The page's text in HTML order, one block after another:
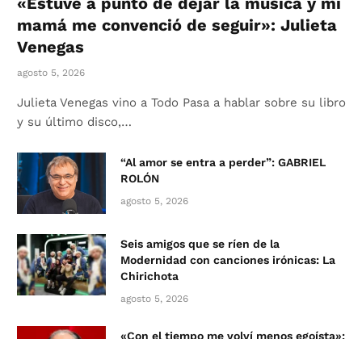
mamá me convenció de seguir»: Julieta
Venegas
agosto 5, 2026
Julieta Venegas vino a Todo Pasa a hablar sobre su libro
y su último disco,…
“Al amor se entra a perder”: GABRIEL
ROLÓN
agosto 5, 2026
Seis amigos que se ríen de la
Modernidad con canciones irónicas: La
Chirichota
agosto 5, 2026
«Con el tiempo me volví menos egoísta»: